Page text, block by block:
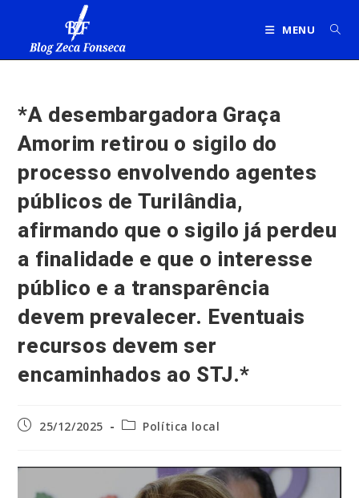
MENU
*A desembargadora Graça
Amorim retirou o sigilo do
processo envolvendo agentes
públicos de Turilândia,
afirmando que o sigilo já perdeu
a finalidade e que o interesse
público e a transparência
devem prevalecer. Eventuais
recursos devem ser
encaminhados ao STJ.*
Post25/12/2025
Categoria
Política local